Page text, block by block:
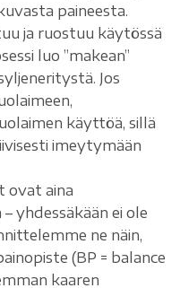
paineesta.
ja ruostuu käytössä
luo ”makean”
Jos
käyttöä, sillä
imeytymään
ovat aina
yhdessäkään ei ole
ne näin,
(BP = balance
kaaren